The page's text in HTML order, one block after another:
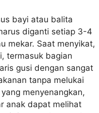
bayi atau balita
diganti setiap 3-4
mekar. Saat menyikat,
termasuk bagian
gusi dengan sangat
tanpa melukai
menyenangkan,
anak dapat melihat